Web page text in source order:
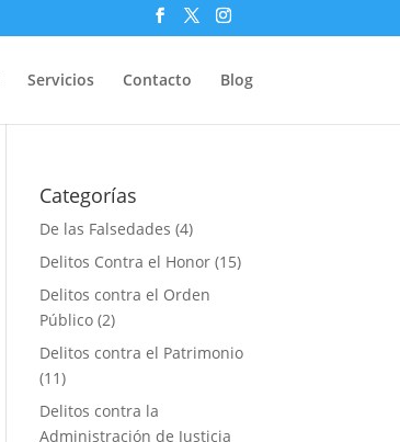
Servicios Contacto Blog
Categorías
De las Falsedades (4)
Delitos Contra el Honor (15)
Delitos contra el Orden
Público (2)
Delitos contra el Patrimonio
(11)
Delitos contra la
Administración de Justicia